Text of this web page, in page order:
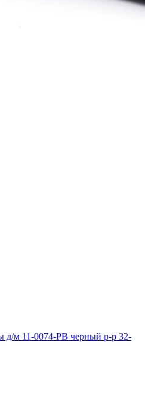
м 11-0074-PB черный р-р 32-